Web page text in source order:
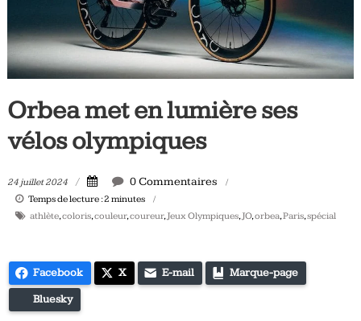
les
votre
vélo
triathlon
Orbea met en lumière ses
vélos olympiques
24 juillet 2024 0 Commentaires
Temps de lecture :2 minutes
athlète,coloris,couleur,coureur,Jeux Olympiques,JO,orbea,Paris,spécial
Facebook X E-mail Marque-page
Bluesky